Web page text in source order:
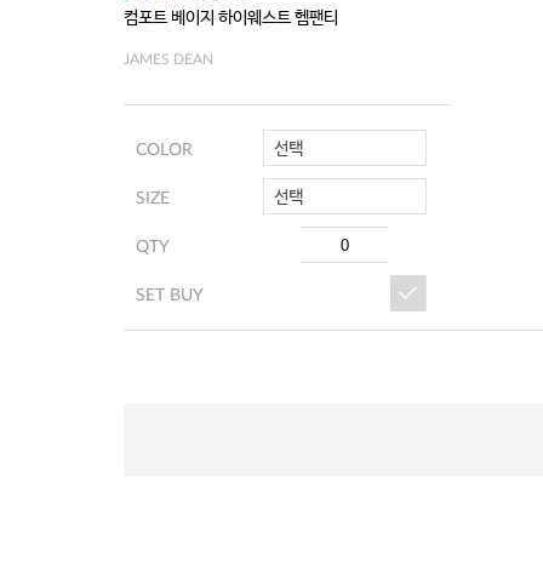
컴포트 베이지 하이웨스트 헴팬티
JAMES DEAN
COLOR 선택
SIZE 선택
QTY
SET BUY